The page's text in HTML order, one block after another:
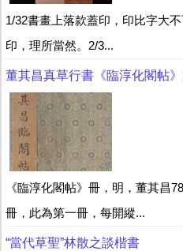
1/32書畫上落款蓋印，印比字大
印，理所當然。2/3...
董其昌真草行書《臨淳化閣帖
《臨淳化閣帖》冊，明，董其昌
冊，此為第一冊，每開縱...
“當代草聖”林散之談楷書